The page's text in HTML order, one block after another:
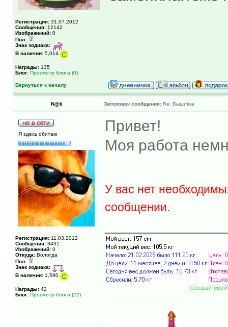
Регистрация: 31.07.2012
Сообщения: 12142
Изображений: 0
Пол:
Знак зодиака:
В наличии: 5,014
Награды: 135
Блог: Просмотр блога (0)
Вернуться к началу
N@ti Заголовок сообщения: Re: Вышивка
Я здесь обитаю
Регистрация: 11.03.2012
Сообщения: 3431
Изображений: 0
Откуда: Вологда
Пол:
Знак зодиака:
В наличии: 1,590
Награды: 42
Блог: Просмотр блога (22)
Привет!
Моя работа
У вас нет
сообщении.